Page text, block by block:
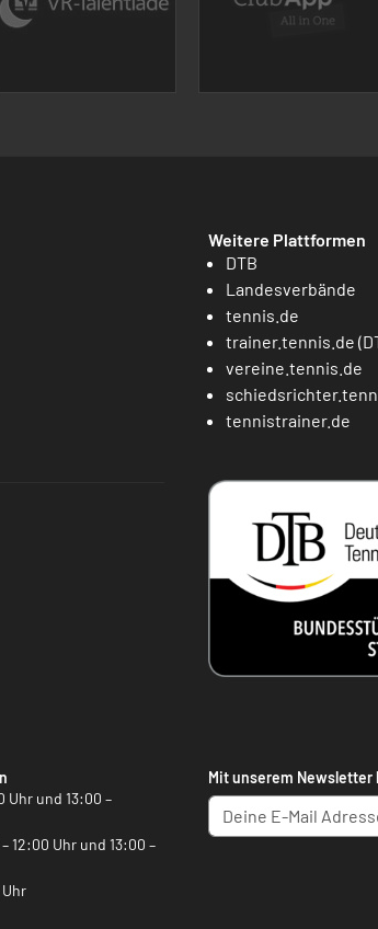
Weitere Plattformen
DTB
Landesverbände
tennis.de
trainer.tennis.de
vereine.tennis.de
tennistrainer.de
Uhr und 13:00 –
12:00 Uhr und 13:00 –
Mit unserem